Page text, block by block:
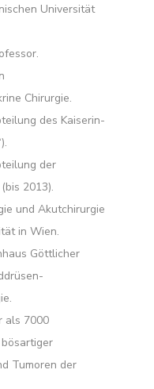
Universität
Chirurgie.
des Kaiserin-
der
2013).
und Akutchirurgie
in Wien.
Göttlicher
als 7000
Tumoren der